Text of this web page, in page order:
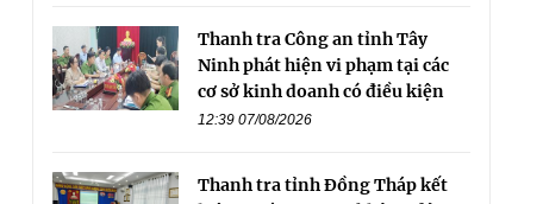
Thanh tra Công an tỉnh Tây
Ninh phát hiện vi phạm tại các
cơ sở kinh doanh có điều kiện
12:39 07/08/2026
Thanh tra tỉnh Đồng Tháp kết